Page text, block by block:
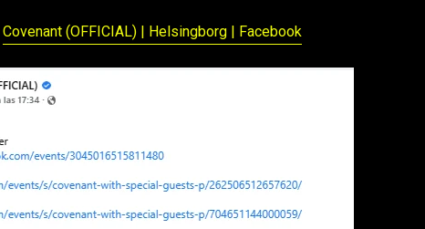
Covenant (OFFICIAL) | Helsingborg | Facebook